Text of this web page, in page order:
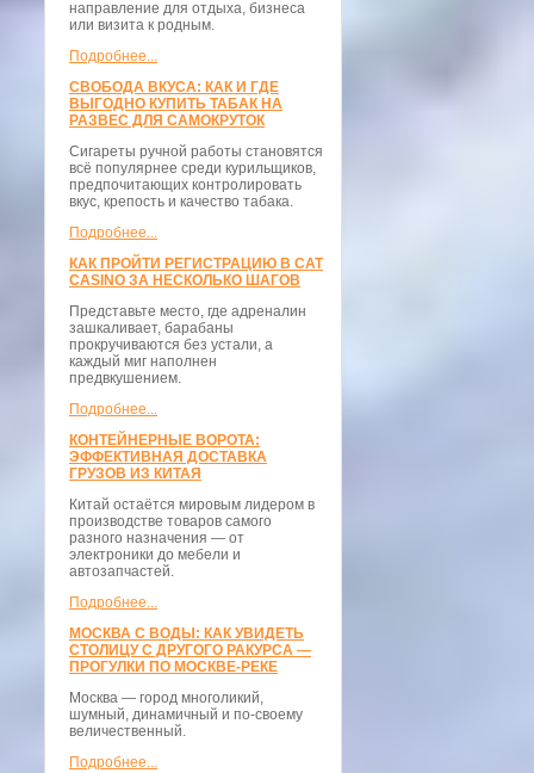
направление для отдыха, бизнеса
или визита к родным.
Подробнее...
СВОБОДА ВКУСА: КАК И ГДЕ
ВЫГОДНО КУПИТЬ ТАБАК НА
РАЗВЕС ДЛЯ САМОКРУТОК
Сигареты ручной работы становятся
всё популярнее среди курильщиков,
предпочитающих контролировать
вкус, крепость и качество табака.
Подробнее...
КАК ПРОЙТИ РЕГИСТРАЦИЮ В CAT
CASINO ЗА НЕСКОЛЬКО ШАГОВ
Представьте место, где адреналин
зашкаливает, барабаны
прокручиваются без устали, а
каждый миг наполнен
предвкушением.
Подробнее...
КОНТЕЙНЕРНЫЕ ВОРОТА:
ЭФФЕКТИВНАЯ ДОСТАВКА
ГРУЗОВ ИЗ КИТАЯ
Китай остаётся мировым лидером в
производстве товаров самого
разного назначения — от
электроники до мебели и
автозапчастей.
Подробнее...
МОСКВА С ВОДЫ: КАК УВИДЕТЬ
СТОЛИЦУ С ДРУГОГО РАКУРСА —
ПРОГУЛКИ ПО МОСКВЕ-РЕКЕ
Москва — город многоликий,
шумный, динамичный и по-своему
величественный.
Подробнее...